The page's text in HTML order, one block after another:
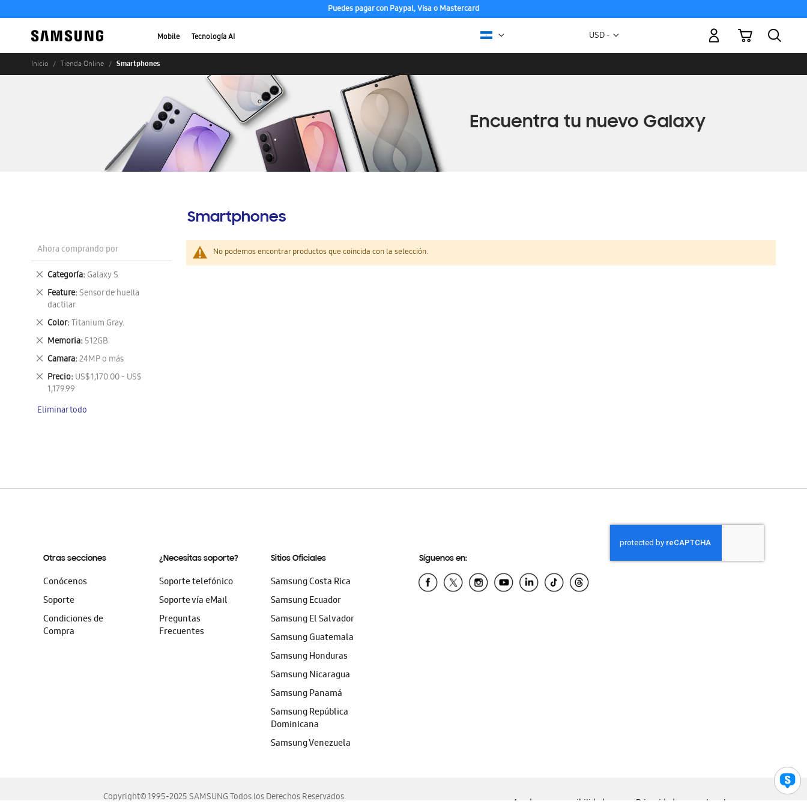
Puedes pagar con Paypal, Visa o Mastercard
Mobile Tecnología AI Moneda
USD -
Mi carrito
Inicio Tienda Online Smartphones
Smartphones
No podemos encontrar productos que coincida con la selección.
Ahora comprando por
Categoría Galaxy S
Eliminar
este
artículo
Feature Sensor de huella
dactilar
Eliminar
este
artículo
Color Titanium Gray.
Eliminar
este
artículo
Memoria 512GB
Eliminar
este
artículo
Camara 24MP o más
Eliminar
este
artículo
Precio US$ 1,170.00 - US$
1,179.99
Eliminar
este
Eliminar todo
Otras secciones
Conócenos
Soporte
Condiciones de
Compra
¿Necesitas soporte?
Soporte telefónico
Soporte vía eMail
Preguntas
Frecuentes
Sitios Oficiales
Samsung Costa Rica
Samsung Ecuador
Samsung El Salvador
Samsung Guatemala
Samsung Honduras
Samsung Nicaragua
Samsung Panamá
Samsung República
Dominicana
Samsung Venezuela
Síguenos en:
Copyright© 1995-2025 SAMSUNG Todos los Derechos Reservados.
Ayuda para accesibilidad Privacidad Legal